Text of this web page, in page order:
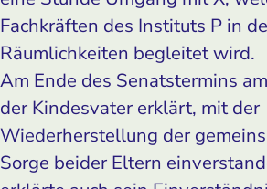
Fachkräften des Instituts P in
Räumlichkeiten begleitet wird.
Am Ende des Senatstermins
der Kindesvater erklärt, mit der
Wiederherstellung der
Sorge beider Eltern